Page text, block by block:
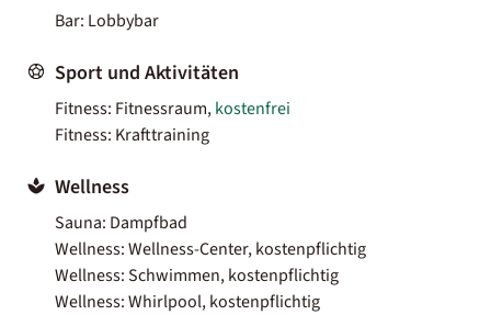
Bar: Lobbybar
Sport und Aktivitäten
Fitness: Fitnessraum,kostenfrei
Fitness: Krafttraining
Wellness
Sauna: Dampfbad
Wellness: Wellness-Center, kostenpflichtig
Wellness: Schwimmen, kostenpflichtig
Wellness: Whirlpool, kostenpflichtig